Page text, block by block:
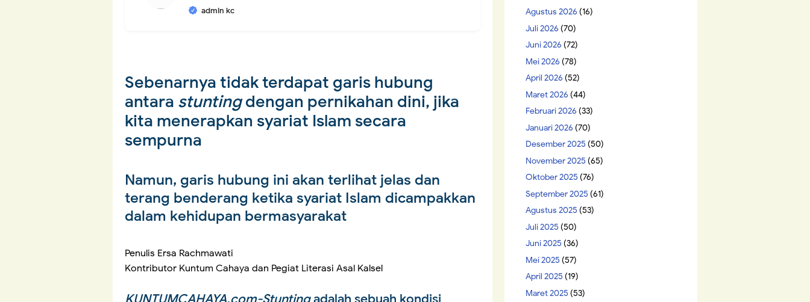
admin kc
Sebenarnya tidak terdapat garis hubung
antara stuntingdengan pernikahan dini, jika
kita menerapkan syariat Islam secara
sempurna
Namun, garis hubung ini akan terlihat jelas dan
terang benderang ketika syariat Islam dicampakkan
dalam kehidupan bermasyarakat
Penulis Ersa Rachmawati
Kontributor Kuntum Cahaya dan Pegiat Literasi Asal Kalsel
Agustus 2026 (16)
Juli 2026 (70)
Juni 2026 (72)
Mei 2026 (78)
April 2026 (52)
Maret 2026 (44)
Februari 2026 (33)
Januari 2026 (70)
Desember 2025 (50)
November 2025 (65)
Oktober 2025 (76)
September 2025 (61)
Agustus 2025 (53)
Juli 2025 (50)
Juni 2025 (36)
Mei 2025 (57)
April 2025 (19)
Maret 2025 (53)